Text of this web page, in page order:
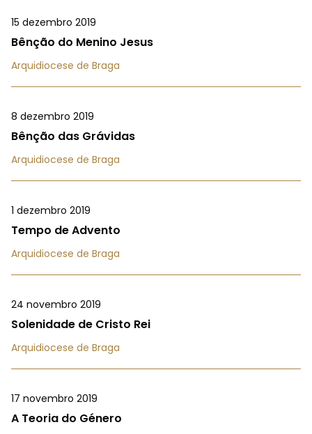
15 dezembro 2019
Bênção do Menino Jesus
Arquidiocese de Braga
8 dezembro 2019
Bênção das Grávidas
Arquidiocese de Braga
1 dezembro 2019
Tempo de Advento
Arquidiocese de Braga
24 novembro 2019
Solenidade de Cristo Rei
Arquidiocese de Braga
17 novembro 2019
A Teoria do Género